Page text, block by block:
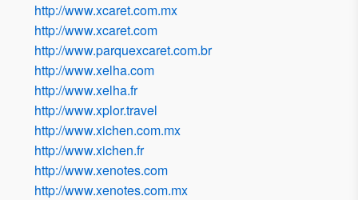
http://www.xcaret.com.mx
http://www.xcaret.com
http://www.parquexcaret.com.br
http://www.xelha.com
http://www.xelha.fr
http://www.xplor.travel
http://www.xichen.com.mx
http://www.xichen.fr
http://www.xenotes.com
http://www.xenotes.com.mx